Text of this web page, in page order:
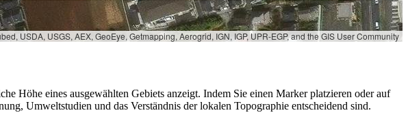
USDA, USGS, AEX, GeoEye, Getmapping, Aerogrid, IGN, IGP, UPR-EGP, and the GIS User Community
Höhe eines ausgewählten Gebiets anzeigt. Indem Sie einen Marker platzieren oder auf
Umweltstudien und das Verständnis der lokalen Topographie entscheidend sind.